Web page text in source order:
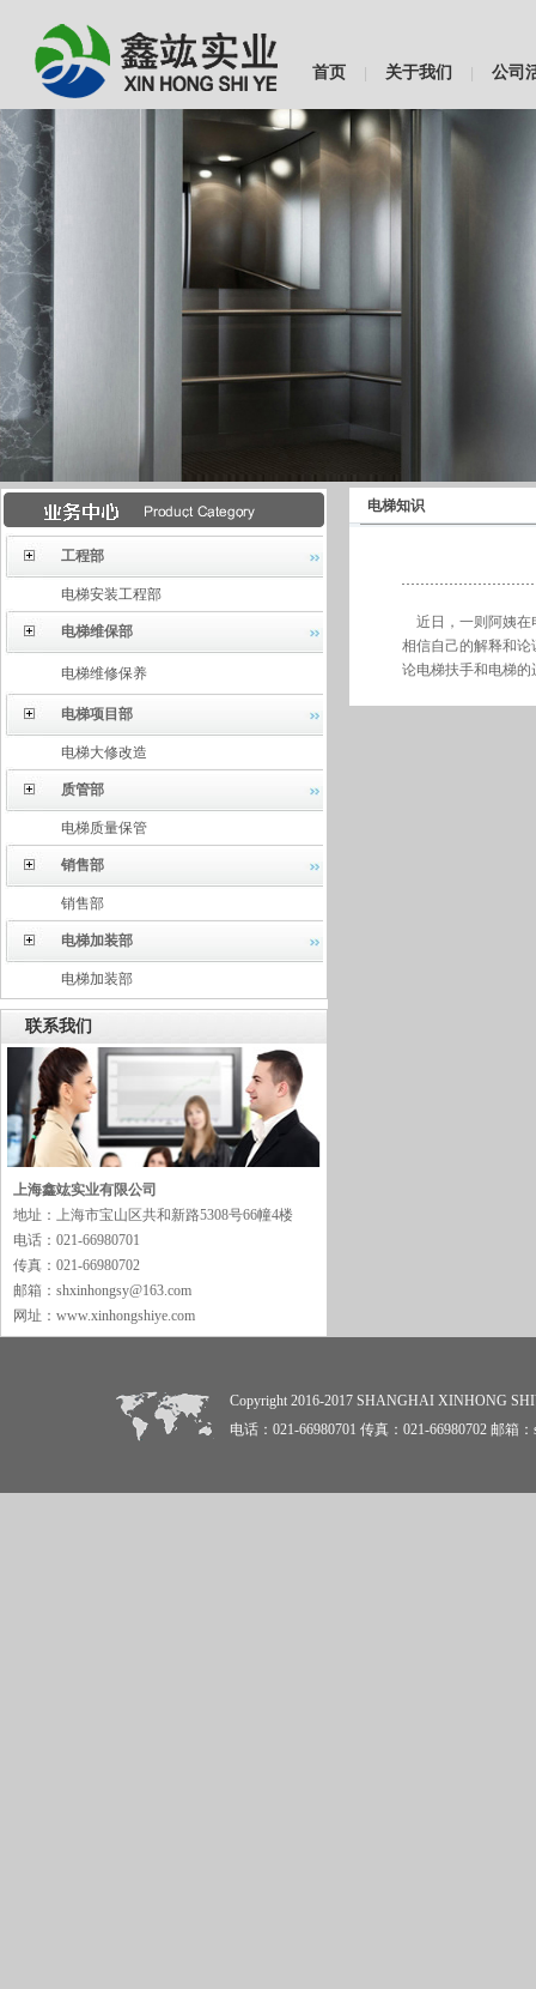
首页 关于我们 公司
工程部
电梯安装工程部
电梯维保部
电梯维修保养
电梯项目部
电梯大修改造
质管部
电梯质量保管
销售部
销售部
电梯加装部
电梯加装部
联系我们
上海鑫竑实业有限公司
地址：上海市宝山区共和新路5308号66幢4楼
电话：021-66980701
传真：021-66980702
邮箱：shxinhongsy@163.com
网址：www.xinhongshiye.com
电梯知识
近日，一则阿姨在
相信自己的解释和论
论电梯扶手和电梯
Copyright 2016-2017 SHANGHAI XINHONG
电话：021-66980701 传真：021-66980702 邮箱：